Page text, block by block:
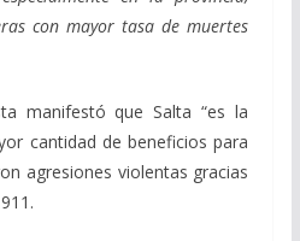
con mayor tasa de muertes
manifestó que Salta “es la
cantidad de beneficios para
agresiones violentas gracias